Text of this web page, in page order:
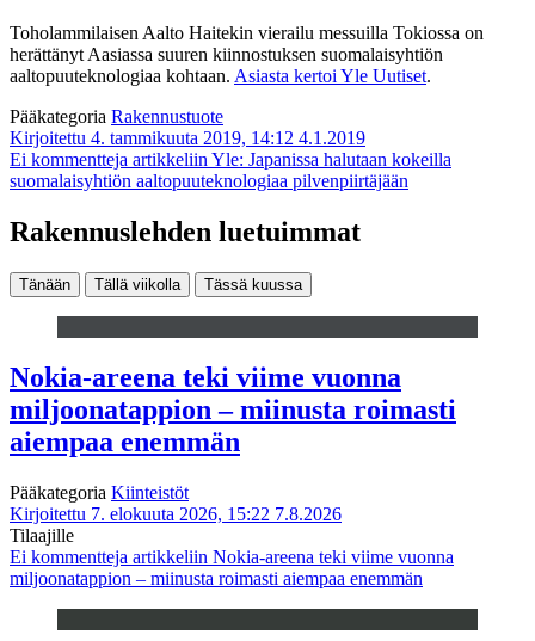
Toholammilaisen Aalto Haitekin vierailu messuilla Tokiossa on
herättänyt Aasiassa suuren kiinnostuksen suomalaisyhtiön
aaltopuuteknologiaa kohtaan. Asiasta kertoi Yle Uutiset.
Pääkategoria Rakennustuote
Kirjoitettu 4. tammikuuta 2019, 14:12 4.1.2019
Ei kommentteja artikkeliin Yle: Japanissa halutaan kokeilla
suomalaisyhtiön aaltopuuteknologiaa pilvenpiirtäjään
Rakennuslehden luetuimmat
Tänään Tällä viikolla Tässä kuussa
Nokia-areena teki viime vuonna
miljoonatappion – miinusta roimasti
aiempaa enemmän
Pääkategoria Kiinteistöt
Kirjoitettu 7. elokuuta 2026, 15:22 7.8.2026
Tilaajille
Ei kommentteja artikkeliin Nokia-areena teki viime vuonna
miljoonatappion – miinusta roimasti aiempaa enemmän